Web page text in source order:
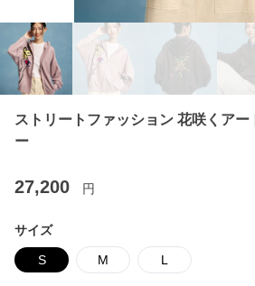
ストリートファッション 花咲くアー
ー
27,200 円
サイズ
S M L